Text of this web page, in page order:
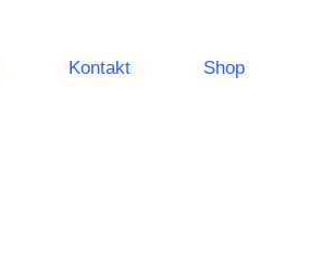
Kontakt Shop